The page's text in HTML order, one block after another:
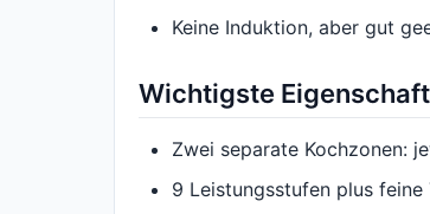
Keine Induktion, aber gut
Wichtigste
Zwei separate Kochzonen:
9 Leistungsstufen plus